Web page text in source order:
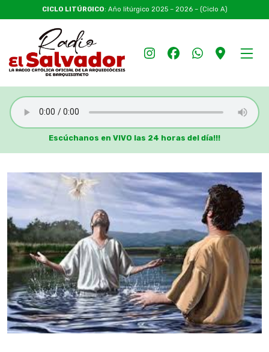
CICLO LITÚRGICO: Año litúrgico 2025 – 2026 – (Ciclo A)
Escúchanos en VIVO las 24 horas del día!!!